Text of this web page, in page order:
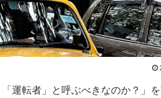
運転者」と呼ぶべきなのか？」